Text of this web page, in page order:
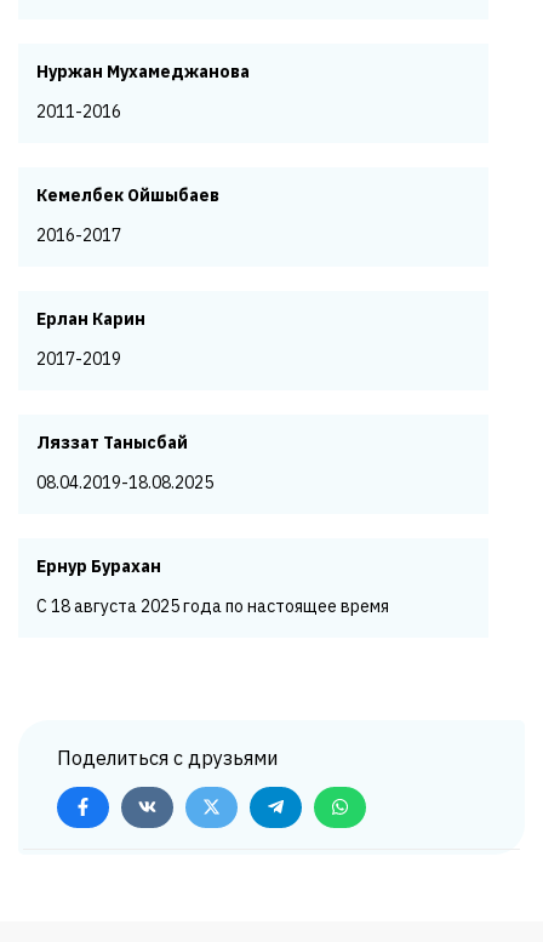
Нуржан Мухамеджанова
2011-2016
Кемелбек Ойшыбаев
2016-2017
Ерлан Карин
2017-2019
Ляззат Танысбай
08.04.2019-18.08.2025
Ернур Бурахан
С 18 августа 2025 года по настоящее время
Поделиться с друзьями